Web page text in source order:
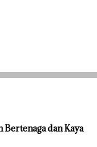
dan Kaya